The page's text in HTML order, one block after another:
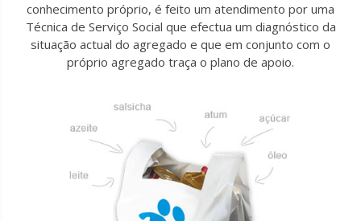
conhecimento próprio, é feito um atendimento por uma
Técnica de Serviço Social que efectua um diagnóstico da
situação actual do agregado e que em conjunto com o
próprio agregado traça o plano de apoio.